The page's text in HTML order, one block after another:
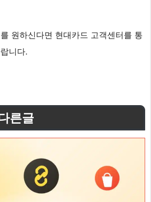
원하신다면 현대카드 고객센터를 통
니다.
른글